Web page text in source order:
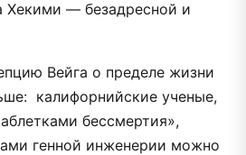
Хекими — безадресной и
Вейга о пределе жизни
калифорнийские ученые,
бессмертия»,
генной инженерии можно